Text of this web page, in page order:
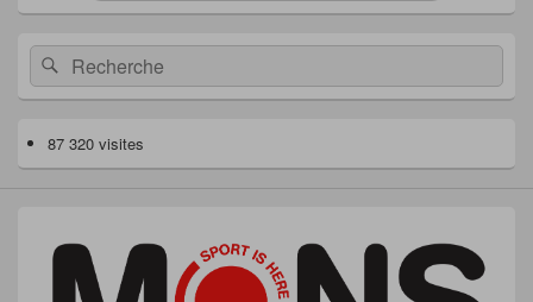
Recherche :Rechercher
87 320 visites